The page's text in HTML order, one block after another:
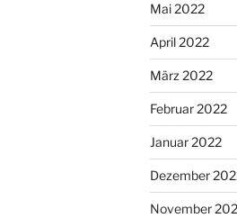
Mai 2022
April 2022
März 2022
Februar 2022
Januar 2022
Dezember
November